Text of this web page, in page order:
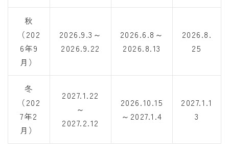
秋
（202
6年9
月）
2026.9.3～
2026.9.22
2026.6.8～
2026.8.13
2026.8.
25
冬
（202
7年2
月）
2027.1.22
～
2027.2.12
2026.10.15
～2027.1.4
2027.1.1
3